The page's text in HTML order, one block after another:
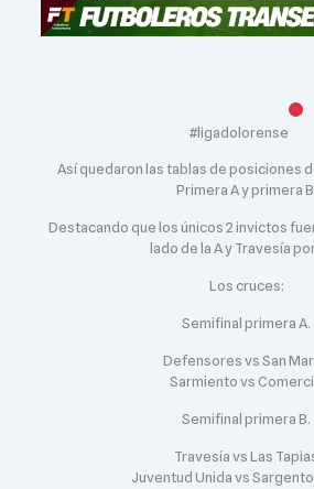
#ligadolorense
Así quedaron las tablas de posiciones
Primera A y primera
Destacando que los únicos 2 invictos
lado de la A y Travesía
Los cruces:
Semifinal primera A.
Defensores vs San
Sarmiento vs
Semifinal primera B.
Travesía vs Las
Juventud Unida vs